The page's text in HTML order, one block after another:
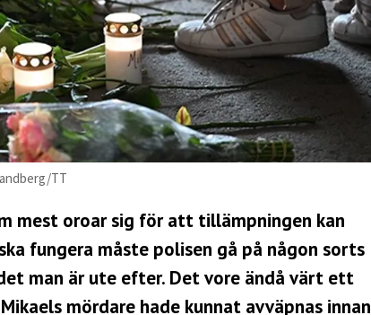
TT
mest oroar sig för att tillämpningen kan
fungera måste polisen gå på någon sorts
man är ute efter. Det vore ändå värt ett
mördare hade kunnat avväpnas innan